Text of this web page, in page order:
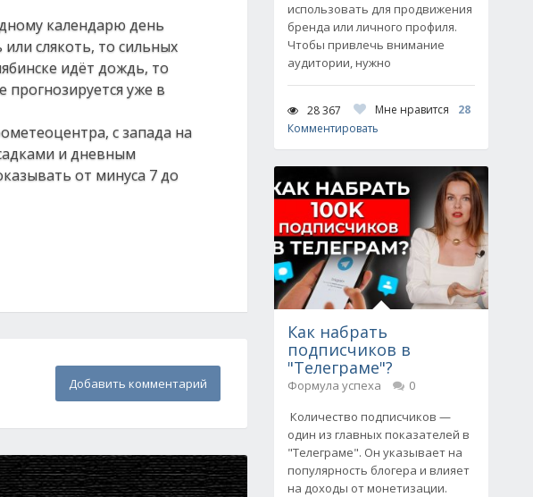
календарю день
слякоть, то сильных
идёт дождь, то
прогнозируется уже в
с запада на
и дневным
от минуса 7 до
Добавить комментарий
использовать для продвижения
бренда или личного профиля.
Чтобы привлечь внимание
аудитории, нужно
28 367 Мне нравится
28
Комментировать
Как набрать
подписчиков в
"Телеграме"?
Формула успеха
0
Количество подписчиков —
один из главных показателей в
"Телеграме". Он указывает на
популярность блогера и влияет
на доходы от монетизации.